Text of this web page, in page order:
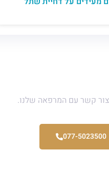
קשר עם המרפאה שלנו.
077-5023500